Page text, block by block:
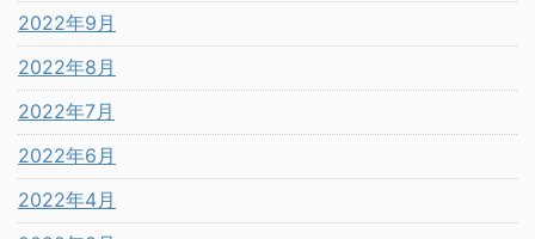
2022年9月
2022年8月
2022年7月
2022年6月
2022年4月